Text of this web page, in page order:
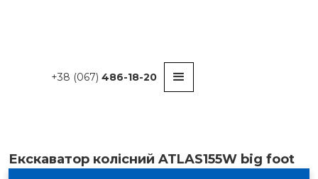
+38 (067) 486-18-20
Екскаватор колісний ATLAS155W big foot